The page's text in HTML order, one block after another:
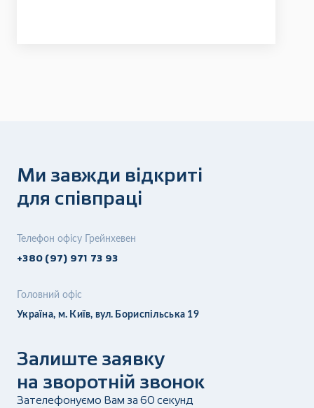
Ми завжди відкриті
для співпраці
Телефон офісу Грейнхевен
+380 (97) 971 73 93
Головний офіс
Україна, м. Київ, вул. Бориспільська 19
Залиште заявку
на зворотній звонок
Зателефонуємо Вам за 60 секунд